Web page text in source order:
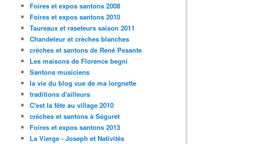
Foires et expos santons 2008
Foires et expos santons 2010
Taureaux et raseteurs saison 2011
Chandeleur et crèches blanches
crèches et santons de René Pesante
Les maisons de Florence begni
Santons musiciens
la vie du blog vue de ma lorgnette
traditions d'ailleurs
C'est la fête au village 2010
crèches et santons à Séguret
Foires et expos santons 2013
La Vierge - Joseph et Nativités